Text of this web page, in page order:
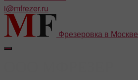
i@mfrezer.ru
Фрезеровка в Москве